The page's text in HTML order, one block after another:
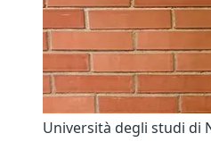
Università degli studi di